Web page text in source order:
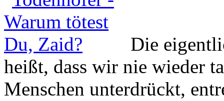
Die
heißt, dass wir nie wieder
Menschen unterdrückt,